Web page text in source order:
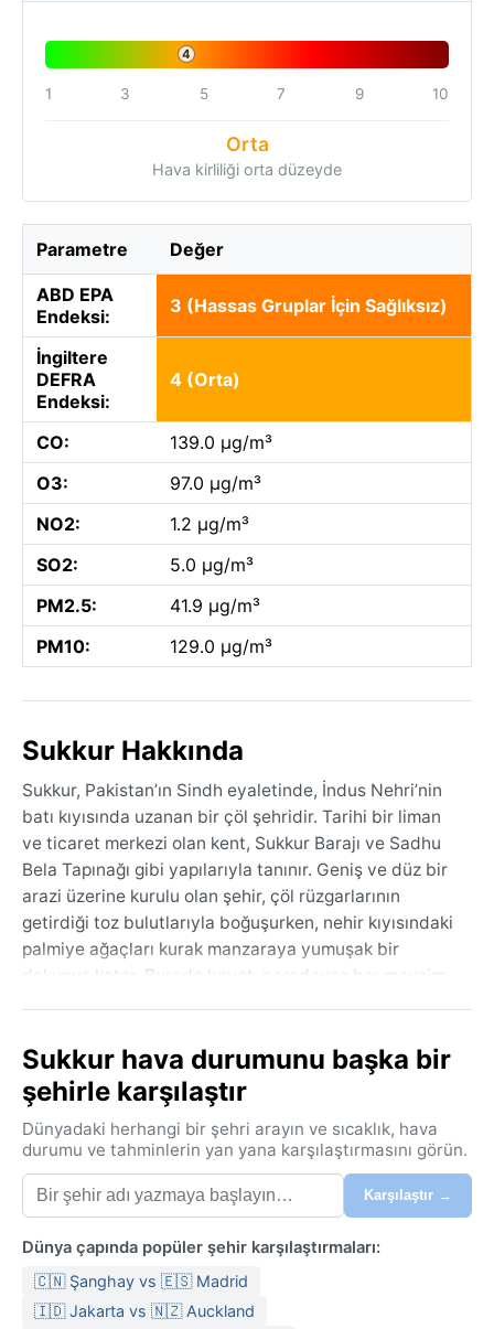
4
1 3 5 7 9 10
Orta
Hava kirliliği orta düzeyde
Parametre Değer
ABD EPA
Endeksi:
3 (Hassas Gruplar İçin Sağlıksız)
İngiltere
DEFRA
Endeksi:
4 (Orta)
CO:
139.0 µg/m³
O3:
97.0 µg/m³
NO2:
1.2 µg/m³
SO2:
5.0 µg/m³
PM2.5:
41.9 µg/m³
PM10:
129.0 µg/m³
Sukkur Hakkında
Sukkur, Pakistan’ın Sindh eyaletinde, İndus Nehri’nin
batı kıyısında uzanan bir çöl şehridir. Tarihi bir liman
ve ticaret merkezi olan kent, Sukkur Barajı ve Sadhu
Bela Tapınağı gibi yapılarıyla tanınır. Geniş ve düz bir
arazi üzerine kurulu olan şehir, çöl rüzgarlarının
getirdiği toz bulutlarıyla boğuşurken, nehir kıyısındaki
palmiye ağaçları kurak manzaraya yumuşak bir
dokunuş katar. Burada hayat, neredeyse her mevsim
sukker’in hava durumunu belirler. Yazlar son derece
sıcak ve kuraktır; haziran ve temmuzda gölgede
45°C’yi bulan sıcaklıklar normaldir. Kışlar ılık ve kısa
sürer, aralık ve ocakta gündüzler 20-25°C
civarındayken geceler 5°C’ye kadar düşebilir. Yıllık
yağış son derece az, genelde 100-150 milimetre
arasındadır ve çoğu temmuz-eylül arasındaki zayıf
muson yağmurlarına aittir. Nem oranı yıl boyunca
düşük olsa da, yaz öğleden sonralarında hissedilir
derecede artar. Seyahatte hafif, pamuklu kıyafetler,
Sukkur hava durumunu başka bir
şehirle karşılaştır
Dünyadaki herhangi bir şehri arayın ve sıcaklık, hava
durumu ve tahminlerin yan yana karşılaştırmasını görün.
Karşılaştır →
Dünya çapında popüler şehir karşılaştırmaları:
🇨🇳 Şanghay vs 🇪🇸 Madrid
🇮🇩 Jakarta vs 🇳🇿 Auckland